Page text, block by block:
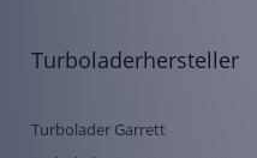
Turboladerhersteller
Turbolader Garrett